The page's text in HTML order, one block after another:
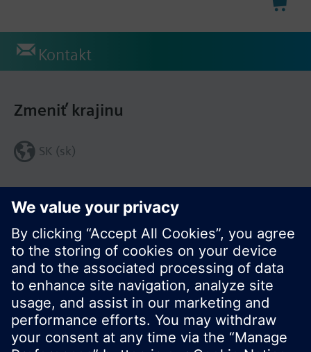
Kontakt
Zdieľať túto stránku:
Zmeniť krajinu
SK (sk)